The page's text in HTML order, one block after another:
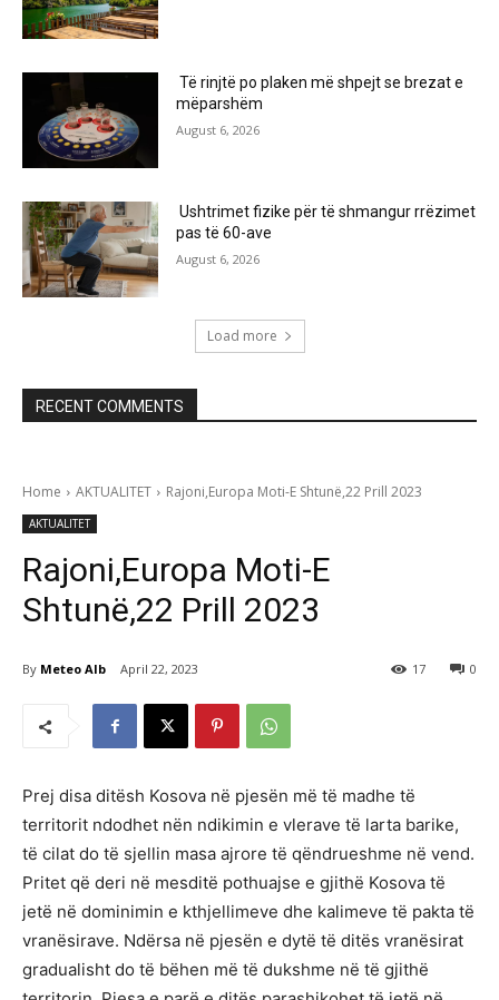
Të rinjtë po plaken më shpejt se brezat e
mëparshëm
August 6, 2026
Ushtrimet fizike për të shmangur rrëzimet
pas të 60-ave
August 6, 2026
Load more
RECENT COMMENTS